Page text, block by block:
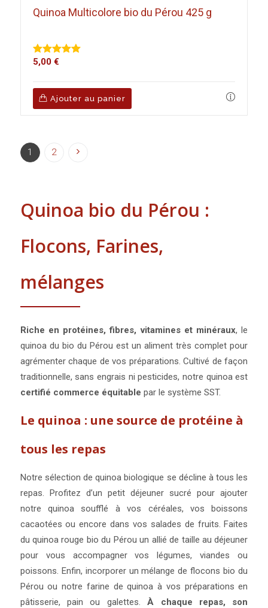
Quinoa Multicolore bio du Pérou 425 g
Note
5,00 €
Ajouter au panier
1 2
Quinoa bio du Pérou :
Flocons, Farines,
mélanges
Riche en protéines, fibres, vitamines et minéraux, le
quinoa du bio du Pérou est un aliment très complet pour
agrémenter chaque de vos préparations. Cultivé de façon
traditionnelle, sans engrais ni pesticides, notre quinoa est
certifié commerce équitable par le système SST.
Le quinoa : une source de protéine à
tous les repas
Notre sélection de quinoa biologique se décline à tous les
repas. Profitez d’un petit déjeuner sucré pour ajouter
notre quinoa soufflé à vos céréales, vos boissons
cacaotées ou encore dans vos salades de fruits. Faites
du quinoa rouge bio du Pérou un allié de taille au déjeuner
pour vous accompagner vos légumes, viandes ou
poissons. Enfin, incorporer un mélange de flocons bio du
Pérou ou notre farine de quinoa à vos préparations en
pâtisserie, pain ou galettes.À chaque repas, son